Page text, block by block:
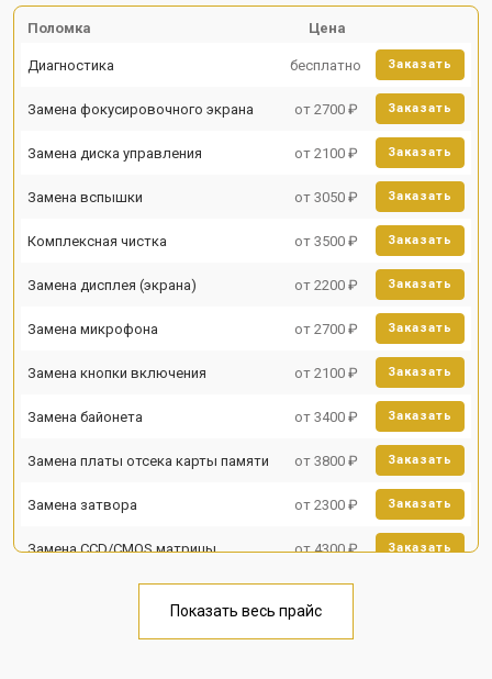
Поломка Цена
Диагностика бесплатно Заказать
Замена фокусировочного экрана от 2700 ₽ Заказать
Замена диска управления от 2100 ₽ Заказать
Замена вспышки от 3050 ₽ Заказать
Комплексная чистка от 3500 ₽ Заказать
Замена дисплея (экрана) от 2200 ₽ Заказать
Замена микрофона от 2700 ₽ Заказать
Замена кнопки включения от 2100 ₽ Заказать
Замена байонета от 3400 ₽ Заказать
Замена платы отсека карты памяти от 3800 ₽ Заказать
Замена затвора от 2300 ₽ Заказать
Замена CCD/CMOS матрицы от 4300 ₽ Заказать
Чистка матрицы от 3100 ₽
Показать весь прайс